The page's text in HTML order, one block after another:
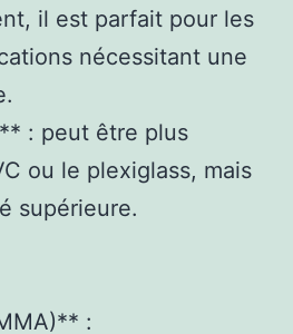
il est parfait pour les
nécessitant une
: peut être plus
ou le plexiglass, mais
supérieure.
: